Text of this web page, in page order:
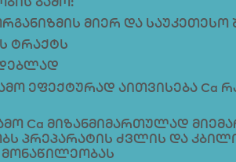
მიერ და საუკეთესო
ტრაქტს
ეფექტურად აითვისება Ca
Ca მიზანმიმართულად
პრეპარატის ძვლის და